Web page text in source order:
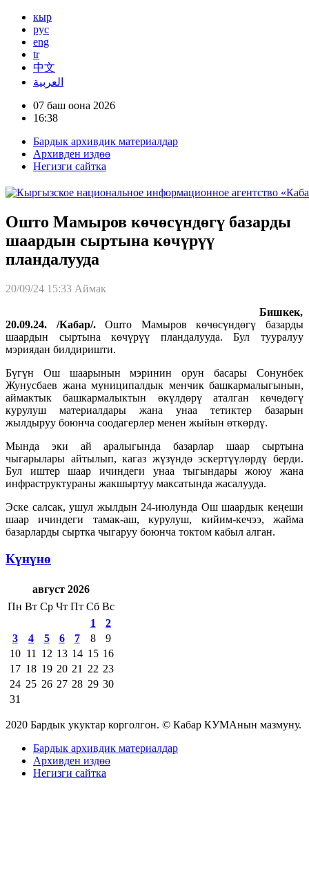
кыр
рус
eng
tr
中文
العربية
07 баш оона 2026
16:38
Бардык архивдик материалдар
Архивден издөө
Негизги сайтка
Ошто Мамыров көчөсүндөгү базарды
шаардын сыртына көчүрүү
пландалууда
20/09/24 15:33 Аймак
Бишкек,
20.09.24. /Кабар/.Ошто Мамыров көчөсүндөгү базарды
шаардын сыртына көчүрүү пландалууда. Бул тууралуу
мэриядан билдиришти.
Бүгүн Ош шаарынын мэринин орун басары Сонунбек
Жунусбаев жана муниципалдык менчик башкармалыгынын,
аймактык башкармалыктын өкүлдөрү аталган көчөдөгү
курулуш материалдары жана унаа тетиктер базарын
жылдыруу боюнча соодагерлер менен жыйын өткөрдү.
Мында эки ай аралыгында базарлар шаар сыртына
чыгарылары айтылып, кагаз жүзүндө эскертүүлөрдү берди.
Бул иштер шаар ичиндеги унаа тыгындары жоюу жана
инфраструктураны жакшыртуу максатында жасалууда.
Эске салсак, ушул жылдын 24-июлунда Ош шаардык кеңеши
шаар ичиндеги тамак-аш, курулуш, кийим-кечээ, жайма
базарларды сыртка чыгаруу боюнча токтом кабыл алган.
Күнүнө
август 2026
Пн Вт Ср Чт Пт Сб Вс
1
2
3
4 5 6 7 8
9
10 11 12 13 14 15 16
17 18 19 20 21 22 23
24 25 26 27 28 29 30
31
2020 Бардык укуктар корголгон. © Кабар КУМАнын мазмуну.
Бардык архивдик материалдар
Архивден издөө
Негизги сайтка